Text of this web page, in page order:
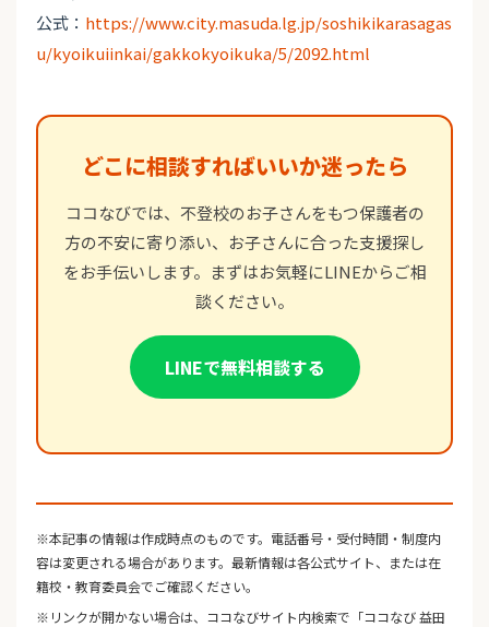
公式： https://www.city.masuda.lg.jp/soshikikarasagas
u/kyoikuiinkai/gakkokyoikuka/5/2092.html
どこに相談すればいいか迷ったら
ココなびでは、不登校のお子さんをもつ保護者の
方の不安に寄り添い、お子さんに合った支援探し
をお手伝いします。まずはお気軽にLINEからご相
談ください。
LINEで無料相談する
※本記事の情報は作成時点のものです。電話番号・受付時間・制度内
容は変更される場合があります。最新情報は各公式サイト、または在
籍校・教育委員会でご確認ください。
※リンクが開かない場合は、ココなびサイト内検索で「ココなび 益田